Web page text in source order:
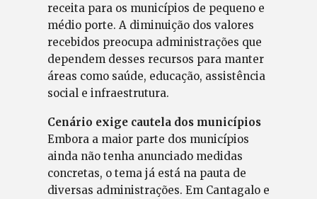
receita para os municípios de pequeno e
médio porte. A diminuição dos valores
recebidos preocupa administrações que
dependem desses recursos para manter
áreas como saúde, educação, assistência
social e infraestrutura.
Cenário exige cautela dos municípios
Embora a maior parte dos municípios
ainda não tenha anunciado medidas
concretas, o tema já está na pauta de
diversas administrações. Em Cantagalo e